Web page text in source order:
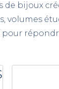
de bijoux
volumes
pour